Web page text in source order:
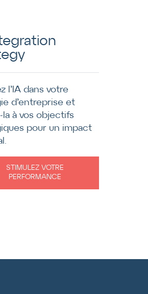
l’IA dans votre
d’entreprise et
la à vos objectifs
pour un impact
STIMULEZ VOTRE
PERFORMANCE